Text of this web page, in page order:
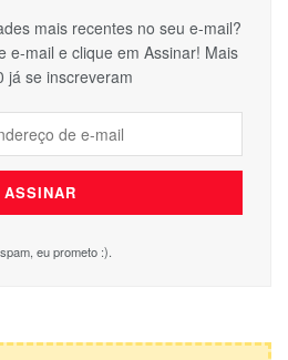
mais recentes no seu e-mail?
e-mail e clique em Assinar! Mais
já se inscreveram
eu prometo :).